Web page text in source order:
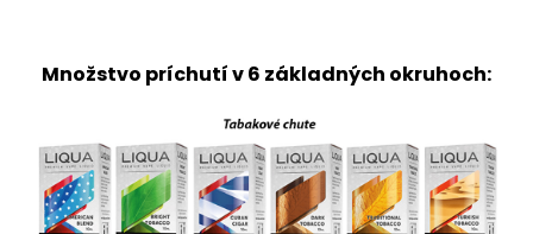
Množstvo príchutí v 6 základných okruhoch: